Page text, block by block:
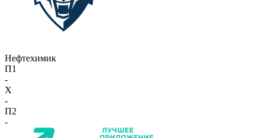
Нефтехимик
П1
-
X
-
П2
-